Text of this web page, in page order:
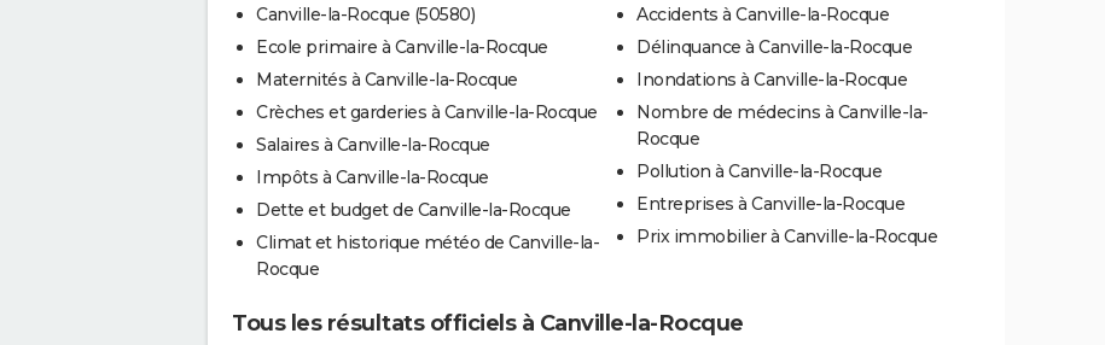
Canville-la-Rocque (50580)
Ecole primaire à Canville-la-Rocque
Maternités à Canville-la-Rocque
Crèches et garderies à Canville-la-Rocque
Salaires à Canville-la-Rocque
Impôts à Canville-la-Rocque
Dette et budget de Canville-la-Rocque
Climat et historique météo de Canville-la-
Rocque
Accidents à Canville-la-Rocque
Délinquance à Canville-la-Rocque
Inondations à Canville-la-Rocque
Nombre de médecins à Canville-la-
Rocque
Pollution à Canville-la-Rocque
Entreprises à Canville-la-Rocque
Prix immobilier à Canville-la-Rocque
Tous les résultats officiels à Canville-la-Rocque